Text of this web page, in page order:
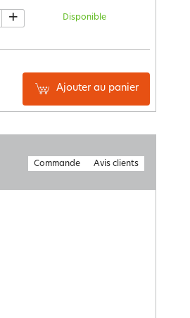
Disponible
+
Ajouter au panier
Commande Avis clients